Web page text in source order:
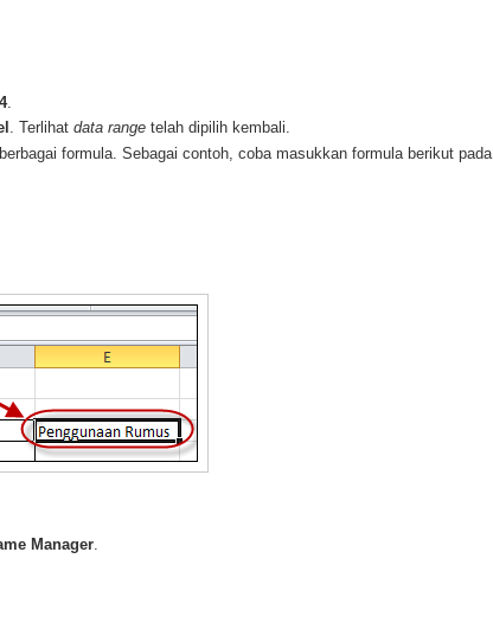
.
. Terlihat data range telah dipilih kembali.
formula. Sebagai contoh, coba masukkan formula berikut pada
Manager